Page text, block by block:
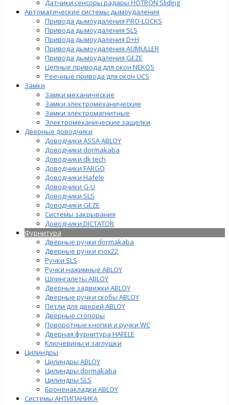
Датчики сенсоры радары HOTRON Sliding
Автоматические системы дымоудаления
Привода дымоудаления PRO-LOCKS
Привода дымоудаления SLS
Привода дымоудаления D+H
Привода дымоудаления AUMÜLLER
Привода дымоудаления GEZE
Цепные привода для окон NEKOS
Реечные привода для окон UСS
Замки
Замки механические
Замки электромеханические
Замки электромагнитные
Электромеханические защелки
Дверные доводчики
Доводчики ASSA ABLOY
Доводчики dormakaba
Доводчики dk tech
Доводчики FARGO
Доводчики Hafele
Доводчики G-U
Доводчики SLS
Доводчики GEZE
Cистемы закрывания
Доводчики DICTATOR
Фурнитура
Дверные ручки dormakaba
Дверные ручки inox22
Ручки SLS
Ручки нажимные ABLOY
Шпингалеты ABLOY
Дверные задвижки ABLOY
Дверные ручки скобы ABLOY
Петли для дверей ABLOY
Дверные стопоры
Поворотные кнопки и ручки WC
Дверная фурнитура HAFELE
Ключевины и заглушки
Цилиндры
Цилиндры ABLOY
Цилиндры dormakaba
Цилиндры SLS
Броненакладки ABLOY
Системы АНТИПАНИКА